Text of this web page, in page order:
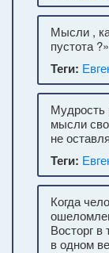
Мысли ,
пустота
Теги:
Мудрость
мысли
не
Теги:
Когда
Восторг
в одном